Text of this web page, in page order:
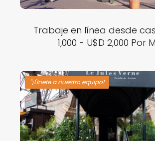
Trabaje en línea desde
1,000 - U$D 2,000 Por
"¡Únete a nuestro equipo!